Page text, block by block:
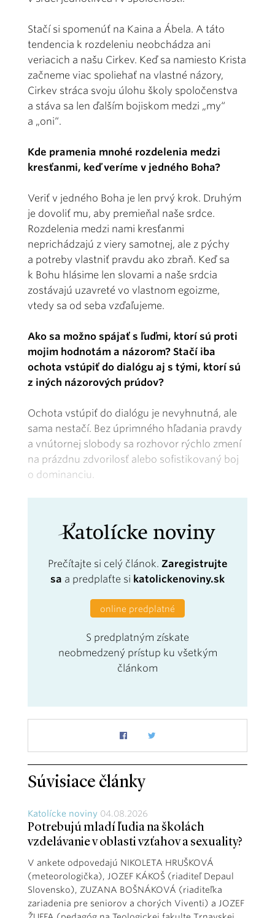
Stačí si spomenúť na Kaina a Ábela. A táto
tendencia k rozdeleniu neobchádza ani
veriacich a našu Cirkev. Keď sa namiesto Krista
začneme viac spoliehať na vlastné názory,
Cirkev stráca svoju úlohu školy spoločenstva
a stáva sa len ďalším bojiskom medzi „my“
a „oni“.
Kde pramenia mnohé rozdelenia medzi
kresťanmi, keď veríme v jedného Boha?
Veriť v jedného Boha je len prvý krok. Druhým
je dovoliť mu, aby premieňal naše srdce.
Rozdelenia medzi nami kresťanmi
neprichádzajú z viery samotnej, ale z pýchy
a potreby vlastniť pravdu ako zbraň. Keď sa
k Bohu hlásime len slovami a naše srdcia
zostávajú uzavreté vo vlastnom egoizme,
vtedy sa od seba vzďaľujeme.
Ako sa možno spájať s ľuďmi, ktorí sú proti
mojim hodnotám a názorom? Stačí iba
ochota vstúpiť do dialógu aj s tými, ktorí sú
z iných názorových prúdov?
Ochota vstúpiť do dialógu je nevyhnutná, ale
sama nestačí. Bez úprimného hľadania pravdy
a vnútornej slobody sa rozhovor rýchlo zmení
na prázdnu zdvorilosť alebo sofistikovaný boj
o dominanciu.
Prečítajte si celý článok. Zaregistrujte
sa a predplaťte si katolickenoviny.sk
online predplatné
S predplatným získate
neobmedzený prístup ku všetkým
článkom
Súvisiace články
Katolícke noviny 04.08.2026
Potrebujú mladí ľudia na školách
vzdelávanie v oblasti vzťahov a sexuality?
V ankete odpovedajú NIKOLETA HRUŠKOVÁ
(meteorologička), JOZEF KÁKOŠ (riaditeľ Depaul
Slovensko), ZUZANA BOŠNÁKOVÁ (riaditeľka
zariadenia pre seniorov a chorých Viventi) a JOZEF